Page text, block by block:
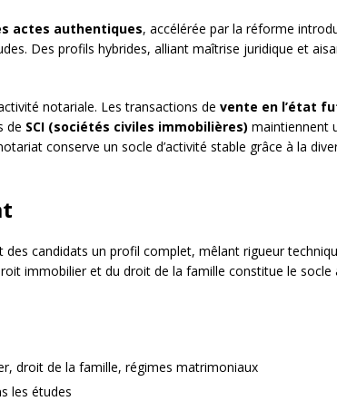
actes authentiques, accélérée par la réforme
Des profils hybrides, alliant maîtrise juridique et
notariale. Les transactions de vente en l’état
de SCI (sociétés civiles immobilières) maintiennent
conserve un socle d’activité stable grâce à la
candidats un profil complet, mêlant rigueur
immobilier et du droit de la famille constitue le socle
droit de la famille, régimes matrimoniaux
les études